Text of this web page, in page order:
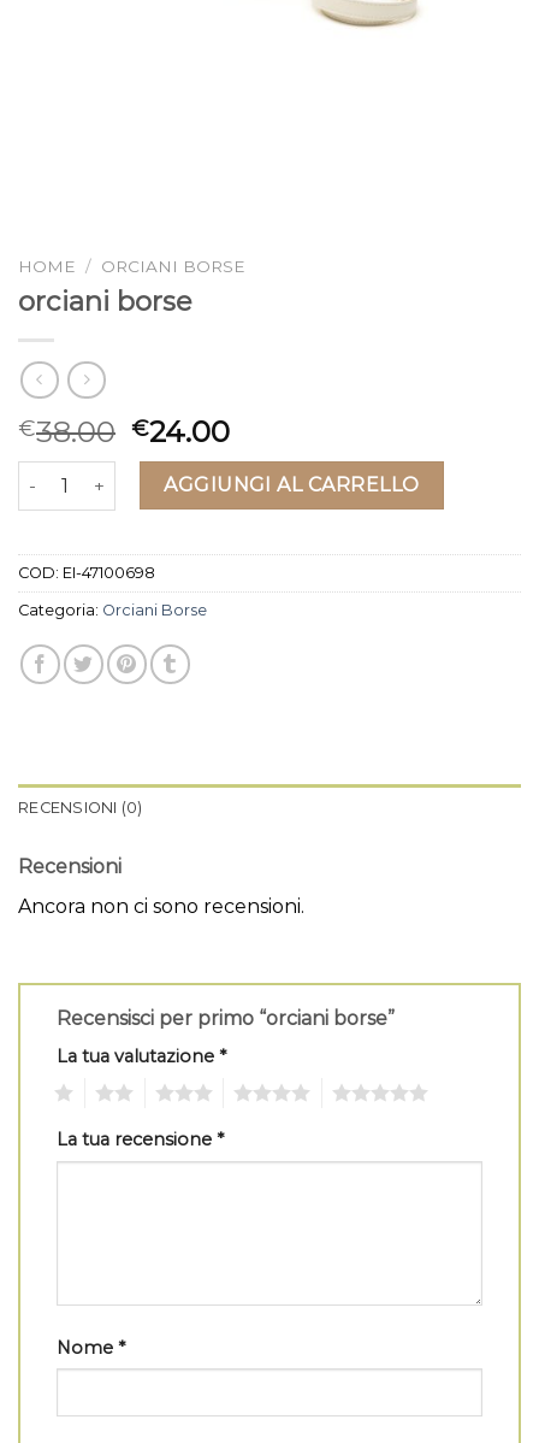
HOME / ORCIANI BORSE
orciani borse
€38.00 €24.00
orciani borse quantitàAGGIUNGI AL CARRELLO
COD: EI-47100698
Categoria: Orciani Borse
RECENSIONI (0)
Recensioni
Ancora non ci sono recensioni.
Recensisci per primo “orciani borse”
La tua valutazione *
La tua recensione *
Nome *